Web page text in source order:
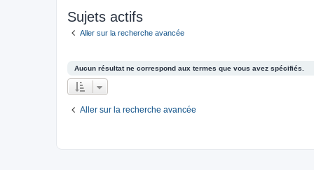
Sujets actifs
Aller sur la recherche avancée
Aucun résultat ne correspond aux termes que vous avez spécifiés.
Aller sur la recherche avancée